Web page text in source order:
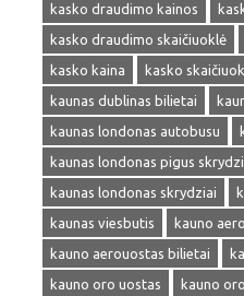
kasko draudimo kainos
kasko draudimo skaičiuoklė
kasko kaina
kasko
kaunas dublinas bilietai
kaunas londonas autobusu
kaunas londonas pigus
kaunas londonas skrydziai
kaunas viesbutis
kauno
kauno aerouostas bilietai
kauno oro uostas
kauno